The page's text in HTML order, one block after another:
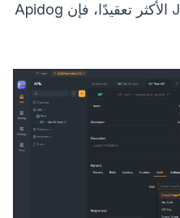
للمستخدم إلى OAuth و JWT الأكثر تعقيدًا، فإن Apidog